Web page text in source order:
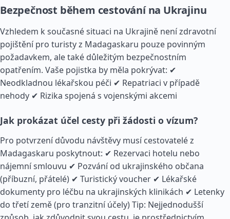
Bezpečnost během cestování na Ukrajinu
Vzhledem k současné situaci na Ukrajině není zdravotní
pojištění pro turisty z Madagaskaru pouze povinným
požadavkem, ale také důležitým bezpečnostním
opatřením. Vaše pojistka by měla pokrývat: ✔
Neodkladnou lékařskou péči ✔ Repatriaci v případě
nehody ✔ Rizika spojená s vojenskými akcemi
Jak prokázat účel cesty při žádosti o vízum?
Pro potvrzení důvodu návštěvy musí cestovatelé z
Madagaskaru poskytnout: ✔ Rezervaci hotelu nebo
nájemní smlouvu ✔ Pozvání od ukrajinského občana
(příbuzní, přátelé) ✔ Turistický voucher ✔ Lékařské
dokumenty pro léčbu na ukrajinských klinikách ✔ Letenky
do třetí země (pro tranzitní účely) Tip: Nejjednodušší